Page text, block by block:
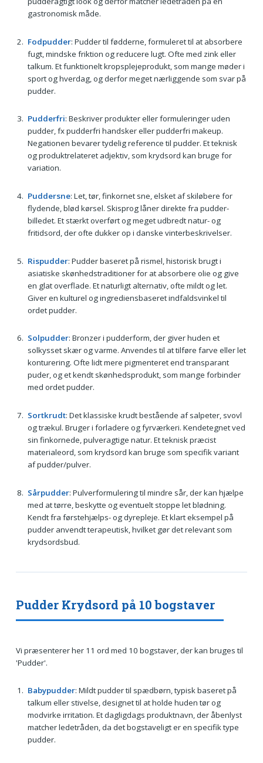
gastronomisk måde.
Fodpudder: Pudder til fødderne, formuleret til at absorbere
fugt, mindske friktion og reducere lugt. Ofte med zink eller
talkum. Et funktionelt kropsplejeprodukt, som mange møder i
sport og hverdag, og derfor meget nærliggende som svar på
pudder.
Pudderfri: Beskriver produkter eller formuleringer uden
pudder, fx pudderfri handsker eller pudderfri makeup.
Negationen bevarer tydelig reference til pudder. Et teknisk
og produktrelateret adjektiv, som krydsord kan bruge for
variation.
Puddersne: Let, tør, finkornet sne, elsket af skiløbere for
flydende, blød kørsel. Skisprog låner direkte fra pudder-
billedet. Et stærkt overført og meget udbredt natur- og
fritidsord, der ofte dukker op i danske vinterbeskrivelser.
Rispudder: Pudder baseret på rismel, historisk brugt i
asiatiske skønhedstraditioner for at absorbere olie og give
en glat overflade. Et naturligt alternativ, ofte mildt og let.
Giver en kulturel og ingrediensbaseret indfaldsvinkel til
ordet pudder.
Solpudder: Bronzer i pudderform, der giver huden et
solkysset skær og varme. Anvendes til at tilføre farve eller let
konturering. Ofte lidt mere pigmenteret end transparant
puder, og et kendt skønhedsprodukt, som mange forbinder
med ordet pudder.
Sortkrudt: Det klassiske krudt bestående af salpeter, svovl
og trækul. Bruger i forladere og fyrværkeri. Kendetegnet ved
sin finkornede, pulveragtige natur. Et teknisk præcist
materialeord, som krydsord kan bruge som specifik variant
af pudder/pulver.
Sårpudder: Pulverformulering til mindre sår, der kan hjælpe
med at tørre, beskytte og eventuelt stoppe let blødning.
Kendt fra førstehjælps- og dyrepleje. Et klart eksempel på
pudder anvendt terapeutisk, hvilket gør det relevant som
krydsordsbud.
Pudder Krydsord på 10 bogstaver
Vi præsenterer her 11 ord med 10 bogstaver, der kan bruges til
'Pudder'.
Babypudder: Mildt pudder til spædbørn, typisk baseret på
talkum eller stivelse, designet til at holde huden tør og
modvirke irritation. Et dagligdags produktnavn, der åbenlyst
matcher ledetråden, da det bogstaveligt er en specifik type
pudder.